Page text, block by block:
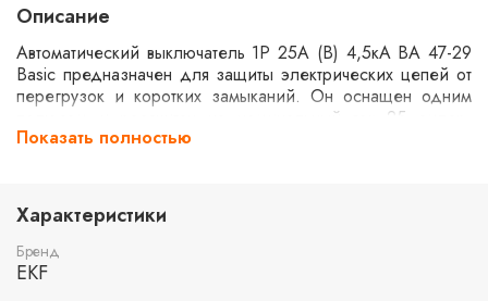
Описание
Автоматический выключатель 1P 25А (B) 4,5кА ВА 47-29
Basic предназначен для защиты электрических цепей от
перегрузок и коротких замыканий. Он оснащен одним
полюсом и рассчитан на номинальный ток 25 ампер.
Устройство имеет отключающую способность 4,5 кА и
Показать полностью
Характеристики
Бренд
EKF